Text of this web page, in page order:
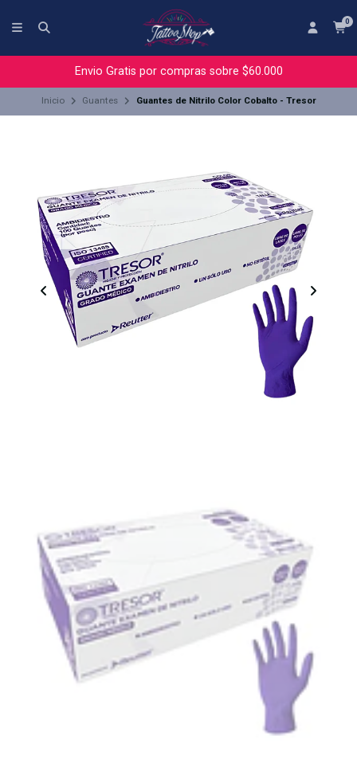
0
Envio Gratis por compras sobre $60.000
Inicio Guantes Guantes de Nitrilo Color Cobalto - Tresor